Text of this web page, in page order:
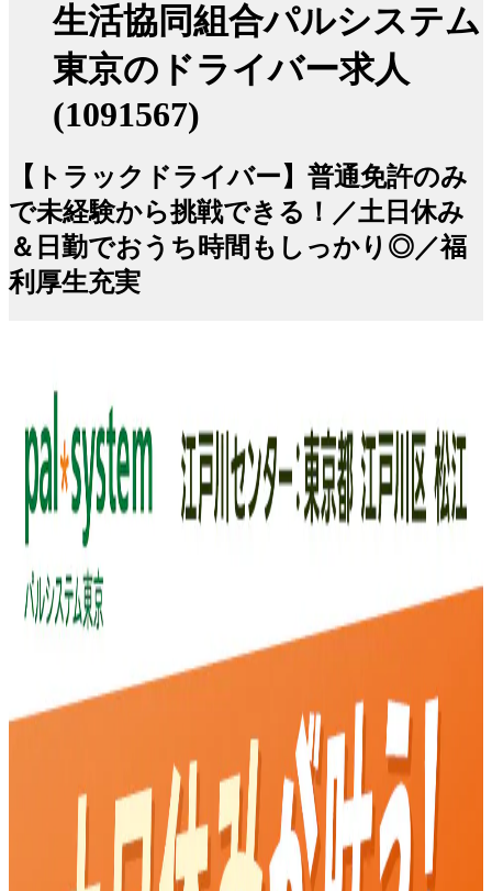
生活協同組合パルシステム
東京のドライバー求人
(1091567)
【トラックドライバー】普通免許のみ
で未経験から挑戦できる！／土日休み
＆日勤でおうち時間もしっかり◎／福
利厚生充実